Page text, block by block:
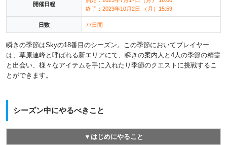
開催日程
終了：2023年10月2日 （月）15:59
日数 77日間
瞬きの季節はSkyの18番目のシーズン。この季節においてプレイヤー
は、草原連峰と呼ばれる新エリアにて、瞬きの案内人と4人の季節の精霊
と出会い、様々なアイテムを手に入れたり季節のクエストに挑戦するこ
とができます。
シーズン中にやるべきこと
▼はじめにやること